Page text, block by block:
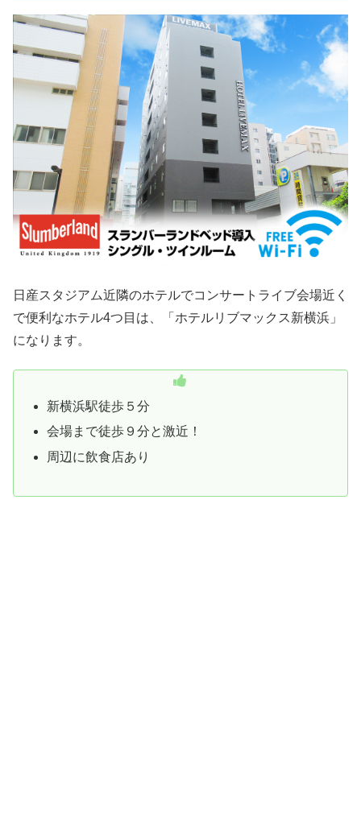
日産スタジアム近隣のホテルでコンサートライブ会場近く
で便利なホテル4つ目は、「ホテルリブマックス新横浜」
になります。
新横浜駅徒歩５分
会場まで徒歩９分と激近！
周辺に飲食店あり